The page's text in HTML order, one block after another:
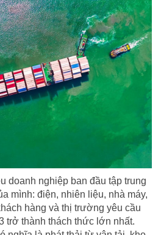
doanh nghiệp ban đầu tập trung
mình: điện, nhiên liệu, nhà máy,
hàng và thị trường yêu cầu
trở thành thách thức lớn nhất.